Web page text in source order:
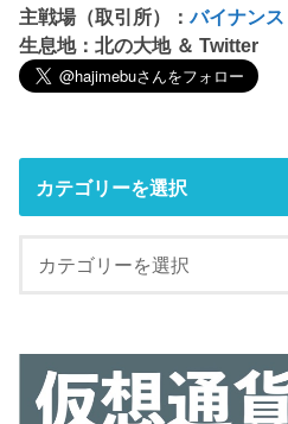
主戦場（取引所）：バイナンス
生息地：北の大地 ＆ Twitter
カテゴリーを選択